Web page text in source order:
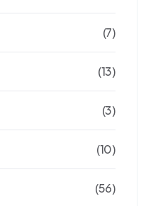
(7)
(13)
(3)
(10)
(56)